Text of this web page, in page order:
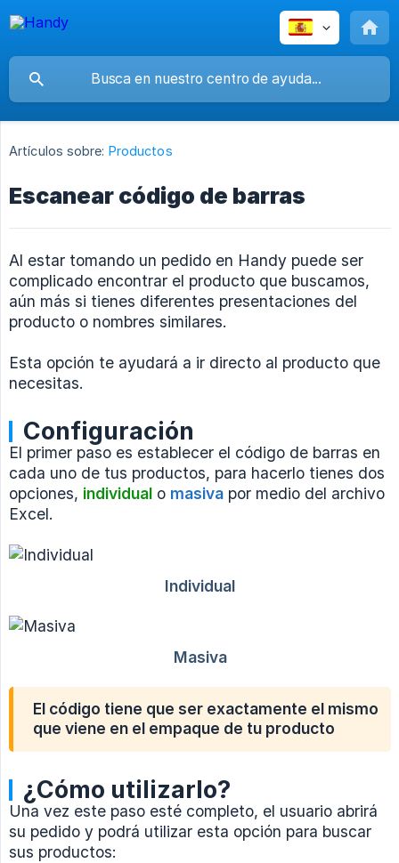
Artículos sobre: Productos
Escanear código de barras
Al estar tomando un pedido en Handy puede ser
complicado encontrar el producto que buscamos,
aún más si tienes diferentes presentaciones del
producto o nombres similares.
Esta opción te ayudará a ir directo al producto que
necesitas.
Configuración
El primer paso es establecer el código de barras en
cada uno de tus productos, para hacerlo tienes dos
opciones, individual o masiva por medio del archivo
Excel.
El código tiene que ser exactamente el mismo
que viene en el empaque de tu producto
¿Cómo utilizarlo?
Una vez este paso esté completo, el usuario abrirá
su pedido y podrá utilizar esta opción para buscar
sus productos: